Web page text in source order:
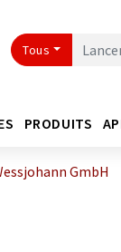
Tous
PRODUITS
GmbH